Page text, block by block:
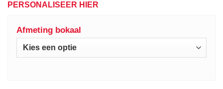
PERSONALISEER HIER
Afmeting bokaal